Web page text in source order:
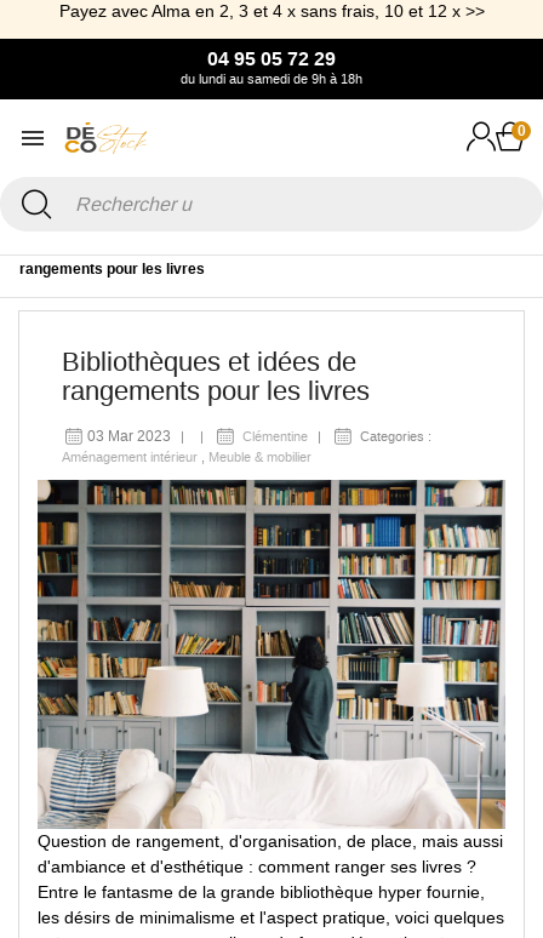
Payez avec Alma en 2, 3 et 4 x sans frais, 10 et 12 x >>
04 95 05 72 29
du lundi au samedi de 9h à 18h
0
rangements pour les livres
Bibliothèques et idées de
rangements pour les livres
03 Mar 2023 Clémentine
Categories :
Aménagement intérieur
Meuble & mobilier
Question de rangement, d'organisation, de place, mais aussi
d'ambiance et d'esthétique : comment ranger ses livres ?
Entre le fantasme de la grande bibliothèque hyper fournie,
les désirs de minimalisme et l'aspect pratique, voici quelques